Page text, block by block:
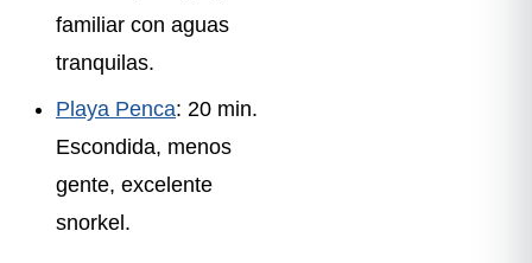
familiar con aguas
tranquilas.
Playa Penca: 20 min.
Escondida, menos
gente, excelente
snorkel.